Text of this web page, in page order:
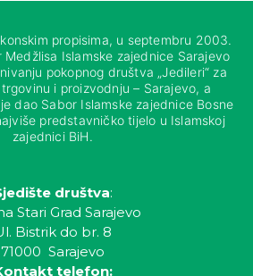
propisima, u septembru 2003.
Islamske zajednice Sarajevo
pokopnog društva „Jedileri“ za
i proizvodnju – Sarajevo, a
dao Sabor Islamske zajednice Bosne
predstavničko tijelo u Islamskoj
zajednici BiH.
društva:
Stari Grad Sarajevo
Bistrik do br. 8
71000 Sarajevo
telefon: